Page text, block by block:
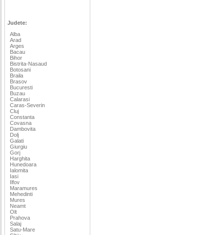
Judete:
Alba
Arad
Arges
Bacau
Bihor
Bistrita-Nasaud
Botosani
Braila
Brasov
Bucuresti
Buzau
Calarasi
Caras-Severin
Cluj
Constanta
Covasna
Dambovita
Dolj
Galati
Giurgiu
Gorj
Harghita
Hunedoara
Ialomita
Iasi
Ilfov
Maramures
Mehedinti
Mures
Neamt
Olt
Prahova
Salaj
Satu-Mare